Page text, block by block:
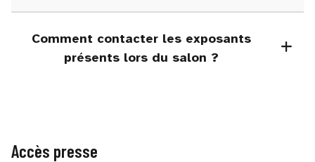
Comment contacter les exposants
présents lors du salon ?
Accès presse